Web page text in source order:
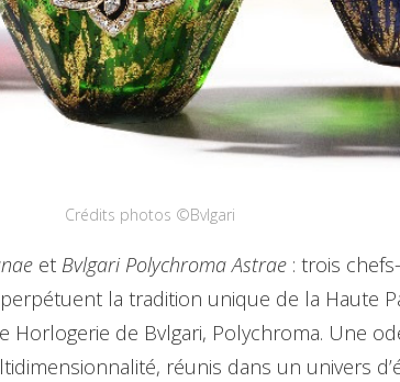
Crédits photos ©Bvlgari
et Bvlgari Polychroma Astrae : trois
la tradition unique de la Haute
de Bvlgari, Polychroma. Une
réunis dans un univers